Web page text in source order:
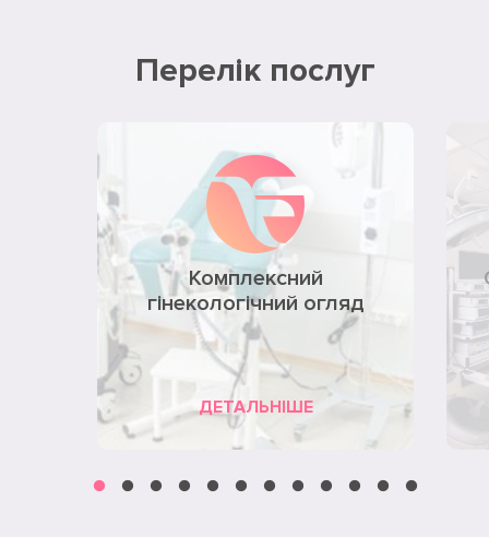
Перелік послуг
Комплексний
гінекологічний огляд
ДЕТАЛЬНІШЕ